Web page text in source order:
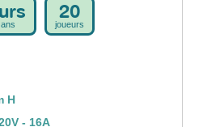
20
joueurs
H
- 16A